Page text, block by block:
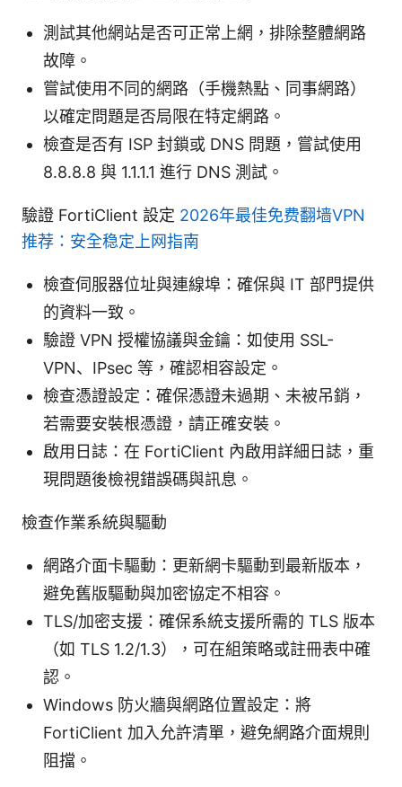
測試其他網站是否可正常上網，排除整體網路
故障。
嘗試使用不同的網路（手機熱點、同事網路）
以確定問題是否局限在特定網路。
檢查是否有 ISP 封鎖或 DNS 問題，嘗試使用
8.8.8.8 與 1.1.1.1 進行 DNS 測試。
驗證 FortiClient 設定 2026年最佳免费翻墙VPN
推荐：安全稳定上网指南
檢查伺服器位址與連線埠：確保與 IT 部門提供
的資料一致。
驗證 VPN 授權協議與金鑰：如使用 SSL-
VPN、IPsec 等，確認相容設定。
檢查憑證設定：確保憑證未過期、未被吊銷，
若需要安裝根憑證，請正確安裝。
啟用日誌：在 FortiClient 內啟用詳細日誌，重
現問題後檢視錯誤碼與訊息。
檢查作業系統與驅動
網路介面卡驅動：更新網卡驅動到最新版本，
避免舊版驅動與加密協定不相容。
TLS/加密支援：確保系統支援所需的 TLS 版本
（如 TLS 1.2/1.3），可在組策略或註冊表中確
認。
Windows 防火牆與網路位置設定：將
FortiClient 加入允許清單，避免網路介面規則
阻擋。